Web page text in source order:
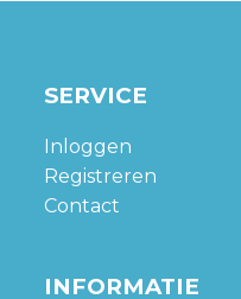
SERVICE
Inloggen
Registreren
Contact
INFORMATIE